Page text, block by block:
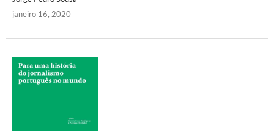
janeiro 16, 2020